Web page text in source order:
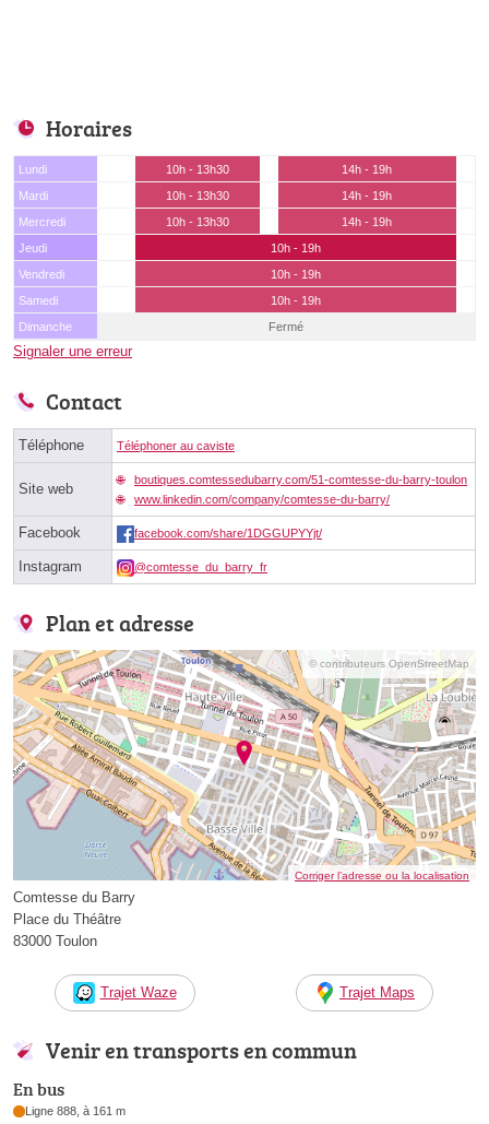
Horaires
Lundi 10h - 13h30
14h - 19h
Mardi
10h - 13h30
14h - 19h
Mercredi
10h - 13h30
14h - 19h
Jeudi
10h - 19h
Vendredi
10h - 19h
Samedi
10h - 19h
Dimanche
Fermé
Signaler une erreur
Contact
Téléphone Téléphoner au caviste
Site web
boutiques.comtessedubarry.com/51-comtesse-du-barry-toulon
www.linkedin.com/company/comtesse-du-barry/
Facebook facebook.com/share/1DGGUPYYjt/
Instagram @comtesse_du_barry_fr
Plan et adresse
© contributeurs OpenStreetMap
Corriger l’adresse ou la localisation
Comtesse du Barry
Place du Théâtre
83000 Toulon
Trajet Waze Trajet Maps
Venir en transports en commun
En bus
Ligne 888, à 161 m